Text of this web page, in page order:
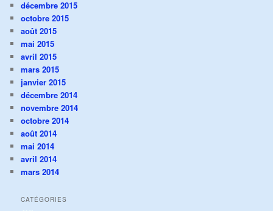
décembre 2015
octobre 2015
août 2015
mai 2015
avril 2015
mars 2015
janvier 2015
décembre 2014
novembre 2014
octobre 2014
août 2014
mai 2014
avril 2014
mars 2014
CATÉGORIES